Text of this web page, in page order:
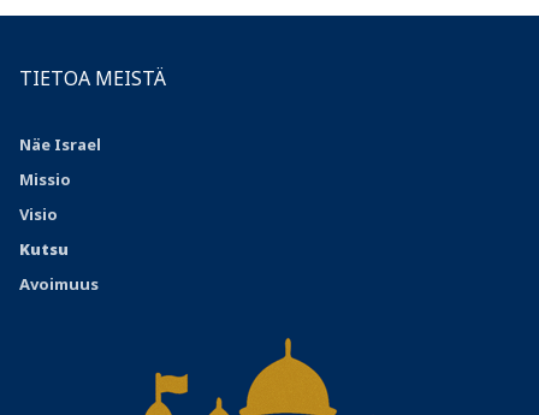
TIETOA MEISTÄ
Näe Israel
Missio
Visio
Kutsu
Avoimuus